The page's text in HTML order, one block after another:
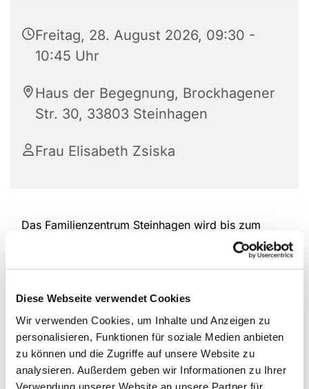
Diese Webseite verwendet Cookies
Wir verwenden Cookies, um Inhalte und Anzeigen zu
personalisieren, Funktionen für soziale Medien anbieten
zu können und die Zugriffe auf unsere Website zu
analysieren. Außerdem geben wir Informationen zu Ihrer
Verwendung unserer Website an unsere Partner für
Freitag, 28. August 2026, 09:30 -
10:45 Uhr
Haus der Begegnung, Brockhagener
Str. 30, 33803 Steinhagen
Frau Elisabeth Zsiska
Das Familienzentrum Steinhagen wird bis zum
Ende des Jahres durchgehend weiterhin die Eltern-
Kind-Spielgruppen in der Altersspanne von 6
Eine Anmeldung ist notwendig, damit wir planen
können. Bitte informieren und melden Sie sich bei
Frau Elisabeth Zsiska, Tel.: 05204 / 88 82 13, Mail:
familienzentrum.steinhagen@diakonie-halle.de